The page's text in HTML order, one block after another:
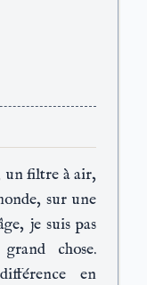
un filtre à air,
sur une
je suis pas
chose.
en